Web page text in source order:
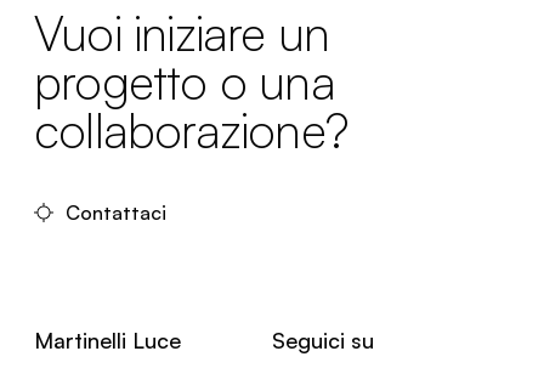
Vuoi iniziare un
progetto o una
collaborazione?
Contattaci
Martinelli Luce Seguici su